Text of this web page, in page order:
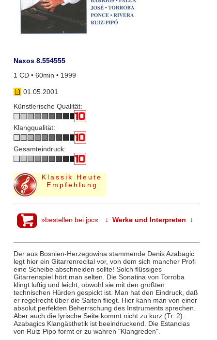
Naxos 8.554555
1 CD • 60min • 1999
01.05.2001
Künstlerische Qualität:
Klangqualität:
Gesamteindruck:
Klassik Heute
Empfehlung
»bestellen bei jpc« ↓ Werke und Interpreten ↓
Der aus Bosnien-Herzegowina stammende Denis Azabagic
legt hier ein Gitarrenrecital vor, von dem sich mancher Profi
eine Scheibe abschneiden sollte! Solch flüssiges
Gitarrenspiel hört man selten. Die Sonatina von Torroba
klingt luftig und leicht, obwohl sie mit den größten
technischen Hürden gespickt ist. Man hat den Eindruck, daß
er regelrecht über die Saiten fliegt. Hier kann man von einer
absolut perfekten Beherrschung des Instruments sprechen.
Aber auch die lyrische Seite kommt nicht zu kurz (Tr. 2).
Azabagics Klangästhetik ist beeindruckend. Die Estancias
von Ruiz-Pipo formt er zu wahren "Klangreden".